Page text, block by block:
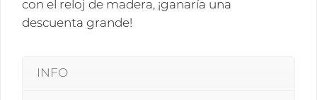
con el reloj de madera, ¡ganaría una
descuenta grande!
INFO